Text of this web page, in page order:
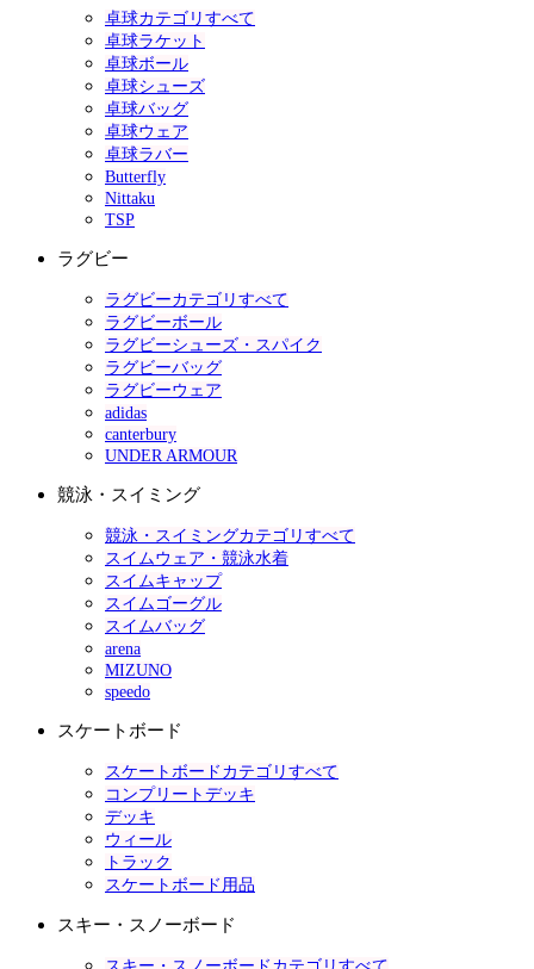
卓球カテゴリすべて
卓球ラケット
卓球ボール
卓球シューズ
卓球バッグ
卓球ウェア
卓球ラバー
Butterfly
Nittaku
TSP
ラグビー
ラグビーカテゴリすべて
ラグビーボール
ラグビーシューズ・スパイク
ラグビーバッグ
ラグビーウェア
adidas
canterbury
UNDER ARMOUR
競泳・スイミング
競泳・スイミングカテゴリすべて
スイムウェア・競泳水着
スイムキャップ
スイムゴーグル
スイムバッグ
arena
MIZUNO
speedo
スケートボード
スケートボードカテゴリすべて
コンプリートデッキ
デッキ
ウィール
トラック
スケートボード用品
スキー・スノーボード